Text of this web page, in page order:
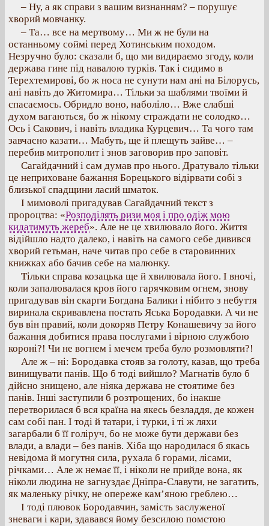
– Ну, а як справи з вашим визнанням? – порушує
хворий мовчанку.
– Та… все на мертвому… Ми ж не були на
останньому соймі перед Хотинським походом.
Незручно було: сказали б, що ми видираємо згоду, коли
держава гине під навалою турків. Так і сидимо в
Терехтемирові, бо ж носа не сунути нам ані на Білорусь,
ані навіть до Житомира… Тільки за шаблями твоїми й
спасаємось. Обридло воно, наболіло… Вже слабші
духом вагаються, бо ж нікому страждати не солодко…
Ось і Сакович, і навіть владика Курцевич… Та чого там
завчасно казати… Мабуть, ще й плещуть зайве… –
перебив митрополит і знов заговорив про заповіт.
Сагайдачний і сам думав про нього. Дратувало тільки
це неприховане бажання Борецького відірвати собі з
близької спадщини ласий шматок.
І мимоволі пригадував Сагайдачний текст з
пророцтва: «Розподілять ризи моя і про одіж мою
кидатимуть жереб». Але не це хвилювало його. Життя
відійшло надто далеко, і навіть на самого себе дивився
хворий гетьман, наче читав про себе в старовинних
книжках або бачив себе на малюнку.
Тільки справа козацька ще й хвилювала його. І вночі,
коли запалювалася кров його гарячковим огнем, знову
пригадував він скарги Богдана Балики і нібито з небуття
виринала скривавлена постать Яська Бородавки. А чи не
був він правий, коли докоряв Петру Конашевичу за його
бажання добитися права послугами і вірною службою
короні?! Чи не вогнем і мечем треба було розмовляти?!
Але ж – ні: Бородавка стояв за голоту, казав, що треба
винищувати панів. Що б тоді вийшло? Магнатів було б
дійсно знищено, але ніяка держава не стоятиме без
панів. Інші заступили б розтрощених, бо інакше
перетворилася б вся країна на якесь безладдя, де кожен
сам собі пан. І тоді й татари, і турки, і ті ж ляхи
загарбали б її голіруч, бо не може бути держави без
влади, а влади – без панів. Хіба що народилася б якась
невідома й могутня сила, рухала б горами, лісами,
річками… Але ж немає її, і ніколи не прийде вона, як
ніколи людина не загнуздає Дніпра-Славути, не загатить,
як маленьку річку, не опереже кам’яною греблею…
І тоді плювок Бородавчин, замість заслуженої
зневаги і кари, здавався йому безсилою помстою